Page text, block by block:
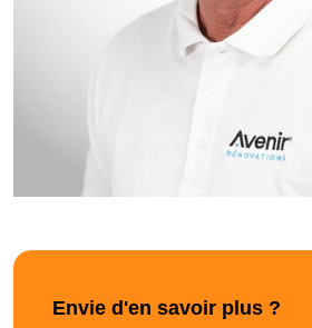
Envie d'en savoir plus ?